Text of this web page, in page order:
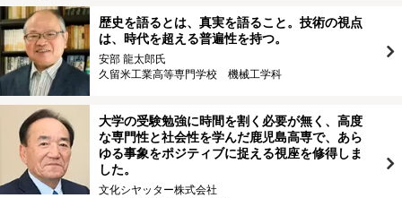
歴史を語るとは、真実を語ること。技術の視点
は、時代を超える普遍性を持つ。
安部 龍太郎氏
久留米工業高等専門学校 機械工学科
大学の受験勉強に時間を割く必要が無く、高度
な専門性と社会性を学んだ鹿児島高専で、あら
ゆる事象をポジティブに捉える視座を修得しま
した。
文化シヤッター株式会社